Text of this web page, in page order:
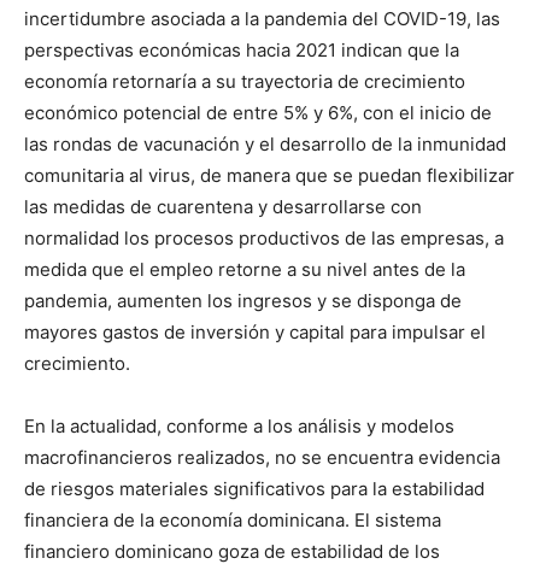
incertidumbre asociada a la pandemia del COVID-19, las
perspectivas económicas hacia 2021 indican que la
economía retornaría a su trayectoria de crecimiento
económico potencial de entre 5% y 6%, con el inicio de
las rondas de vacunación y el desarrollo de la inmunidad
comunitaria al virus, de manera que se puedan flexibilizar
las medidas de cuarentena y desarrollarse con
normalidad los procesos productivos de las empresas, a
medida que el empleo retorne a su nivel antes de la
pandemia, aumenten los ingresos y se disponga de
mayores gastos de inversión y capital para impulsar el
crecimiento.
En la actualidad, conforme a los análisis y modelos
macrofinancieros realizados, no se encuentra evidencia
de riesgos materiales significativos para la estabilidad
financiera de la economía dominicana. El sistema
financiero dominicano goza de estabilidad de los